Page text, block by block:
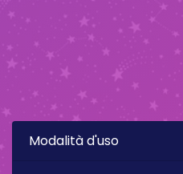
Modalità d'uso